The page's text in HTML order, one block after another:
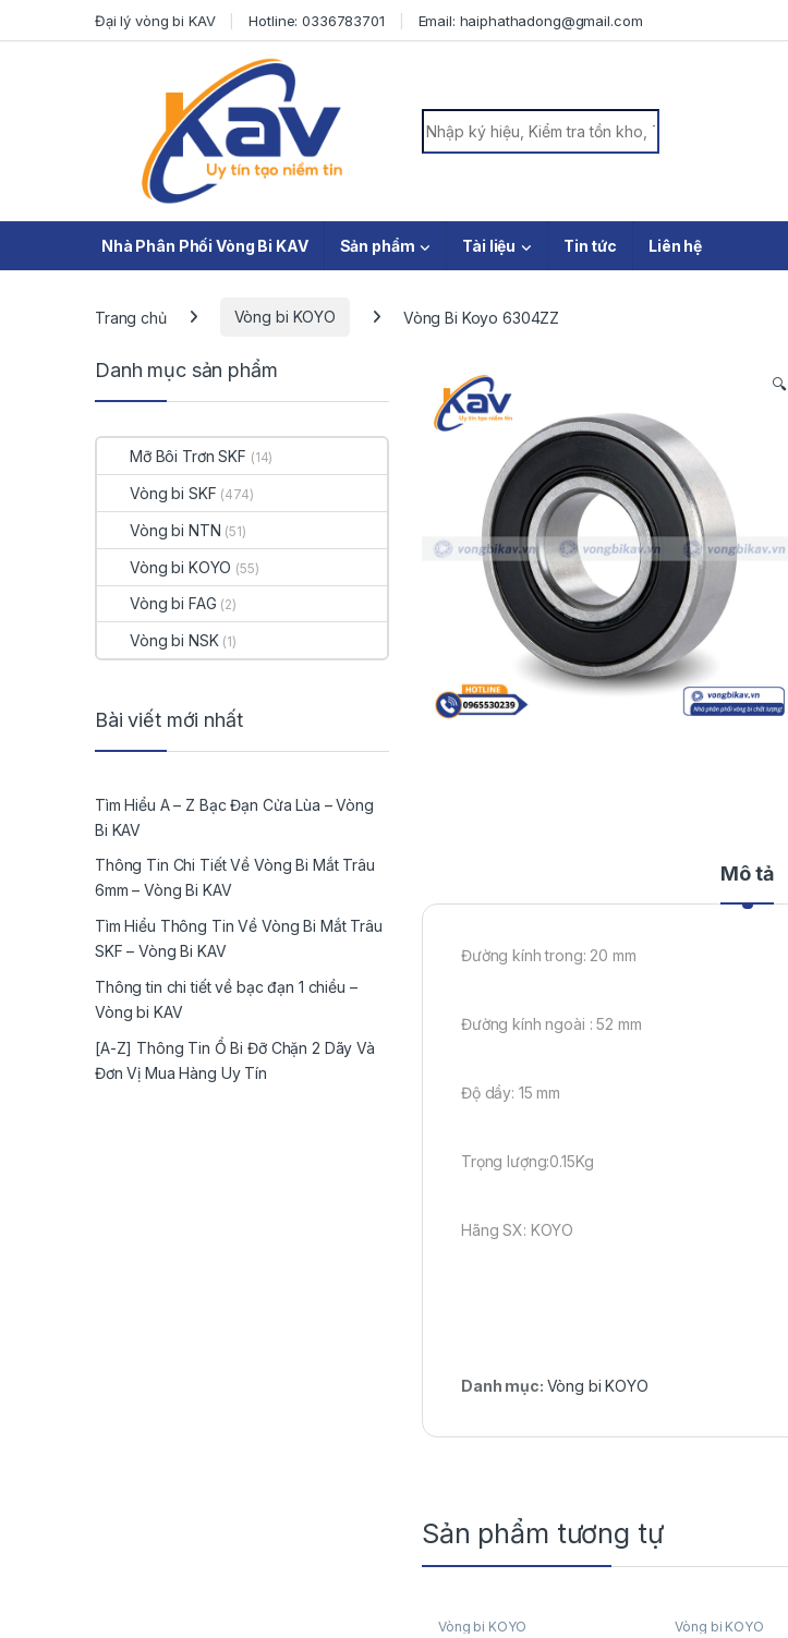
Skip to navigation
Skip to contentĐại lý vòng bi KAV Hotline: 0336783701 Email: haiphathadong@gmail.com
Search for:
Nhà Phân Phối Vòng Bi KAV Sản phẩm Tài liệu Tin tức Liên hệ
Trang chủ Vòng bi KOYO Vòng Bi Koyo 6304ZZ
🔍
Mô tả
Đường kính trong: 20 mm
Đường kính ngoài : 52 mm
Độ dầy: 15 mm
Trọng lượng:0.15Kg
Hãng SX: KOYO
Danh mục: Vòng bi KOYO
Sản phẩm tương tự
Vòng bi KOYO Vòng bi KOYO
Danh mục sản phẩm
Mỡ Bôi Trơn SKF (14)
Vòng bi SKF (474)
Vòng bi NTN (51)
Vòng bi KOYO (55)
Vòng bi FAG (2)
Vòng bi NSK (1)
Bài viết mới nhất
Tìm Hiểu A – Z Bạc Đạn Cửa Lùa – Vòng
Bi KAV
Thông Tin Chi Tiết Về Vòng Bi Mắt Trâu
6mm – Vòng Bi KAV
Tìm Hiểu Thông Tin Về Vòng Bi Mắt Trâu
SKF – Vòng Bi KAV
Thông tin chi tiết về bạc đạn 1 chiều –
Vòng bi KAV
[A-Z] Thông Tin Ổ Bi Đỡ Chặn 2 Dãy Và
Đơn Vị Mua Hàng Uy Tín